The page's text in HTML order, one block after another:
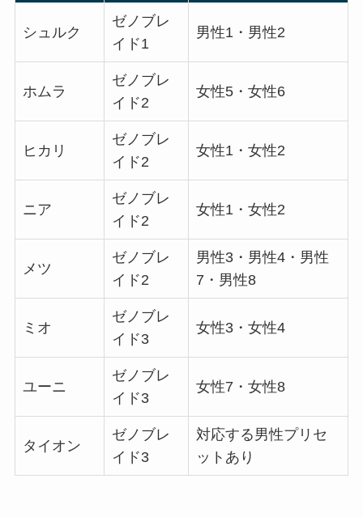
シュルク
ゼノブレ
イド1
男性1・男性2
ホムラ
ゼノブレ
イド2
女性5・女性6
ヒカリ
ゼノブレ
イド2
女性1・女性2
ニア
ゼノブレ
イド2
女性1・女性2
メツ
ゼノブレ
イド2
男性3・男性4・男性
7・男性8
ミオ
ゼノブレ
イド3
女性3・女性4
ユーニ
ゼノブレ
イド3
女性7・女性8
タイオン
ゼノブレ
イド3
対応する男性プリセ
ットあり